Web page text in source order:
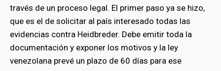
través de un proceso legal. El primer paso ya se hizo,
que es el de solicitar al país interesado todas las
evidencias contra Heidbreder. Debe emitir toda la
documentación y exponer los motivos y la ley
venezolana prevé un plazo de 60 días para ese